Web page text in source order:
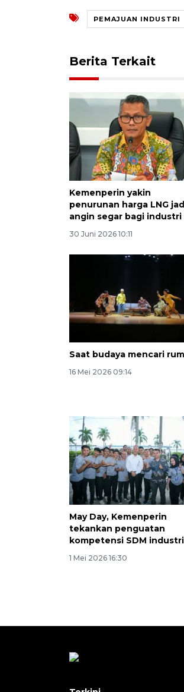
PEMAJUAN INDUSTRI
Berita Terkait
Kemenperin yakin
penurunan harga LNG
angin segar bagi industri
30 Juni 2026 10:11
Saat budaya mencari
16 Mei 2026 09:14
May Day, Kemenperin
tekankan penguatan
kompetensi SDM industri
1 Mei 2026 16:30